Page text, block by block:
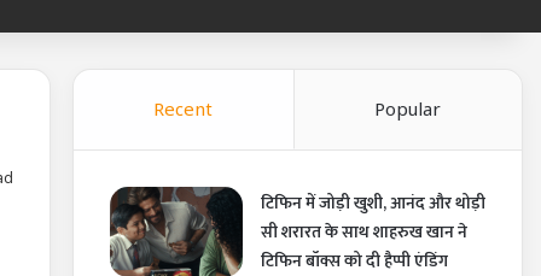
Recent Popular
टिफिन में जोड़ी खुशी, आनंद और थोड़ी
सी शरारत के साथ शाहरुख खान ने
टिफिन बॉक्स को दी हैप्पी एंडिंग